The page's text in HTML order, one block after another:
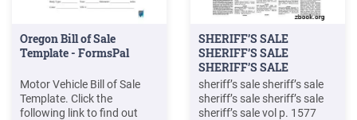
Oregon Bill of Sale
Template - FormsPal
Motor Vehicle Bill of Sale
Template. Click the
following link to find out
SHERIFF’S SALE
SHERIFF’S SALE
SHERIFF’S SALE
SHERIFF’S .
sheriff’s sale sheriff’s sale
sheriff’s sale sheriff’s sale
sheriff’s sale vol p. 1577